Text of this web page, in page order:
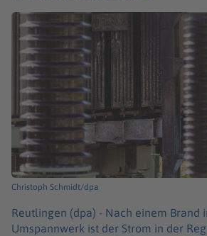
Christoph Schmidt/dpa
Reutlingen (dpa) - Nach einem Brand
Umspannwerk ist der Strom in der